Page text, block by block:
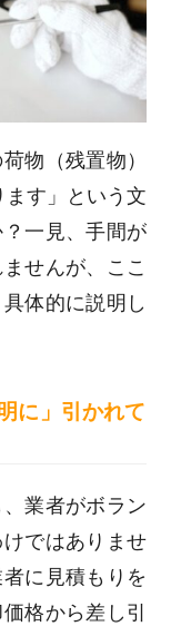
物（残置物）
す」という文
一見、手間が
せんが、ここ
体的に説明し
に」引かれて
業者がボラン
ではありませ
に見積もりを
格から差し引